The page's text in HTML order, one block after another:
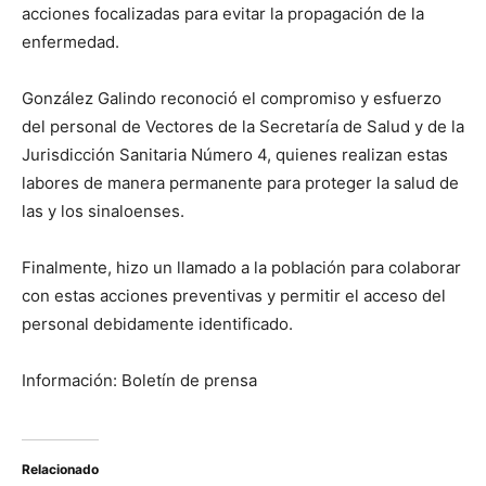
acciones focalizadas para evitar la propagación de la
enfermedad.
González Galindo reconoció el compromiso y esfuerzo
del personal de Vectores de la Secretaría de Salud y de la
Jurisdicción Sanitaria Número 4, quienes realizan estas
labores de manera permanente para proteger la salud de
las y los sinaloenses.
Finalmente, hizo un llamado a la población para colaborar
con estas acciones preventivas y permitir el acceso del
personal debidamente identificado.
Información: Boletín de prensa
Relacionado